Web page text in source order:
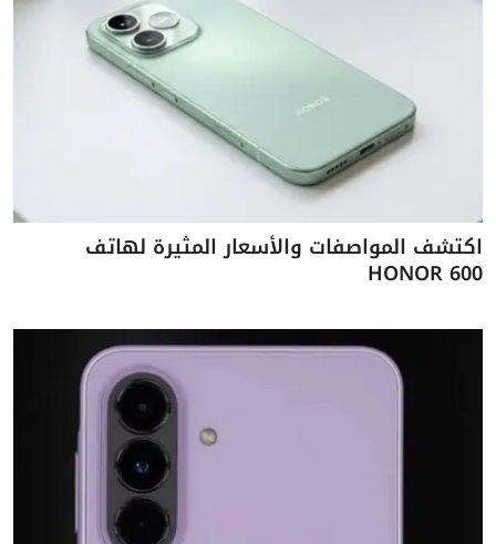
اكتشف المواصفات والأسعار المثيرة لهاتف
HONOR 600